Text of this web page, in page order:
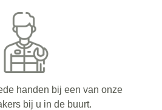
handen bij een van onze
bij u in de buurt.